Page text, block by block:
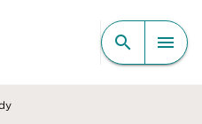
CONTENU
search menu